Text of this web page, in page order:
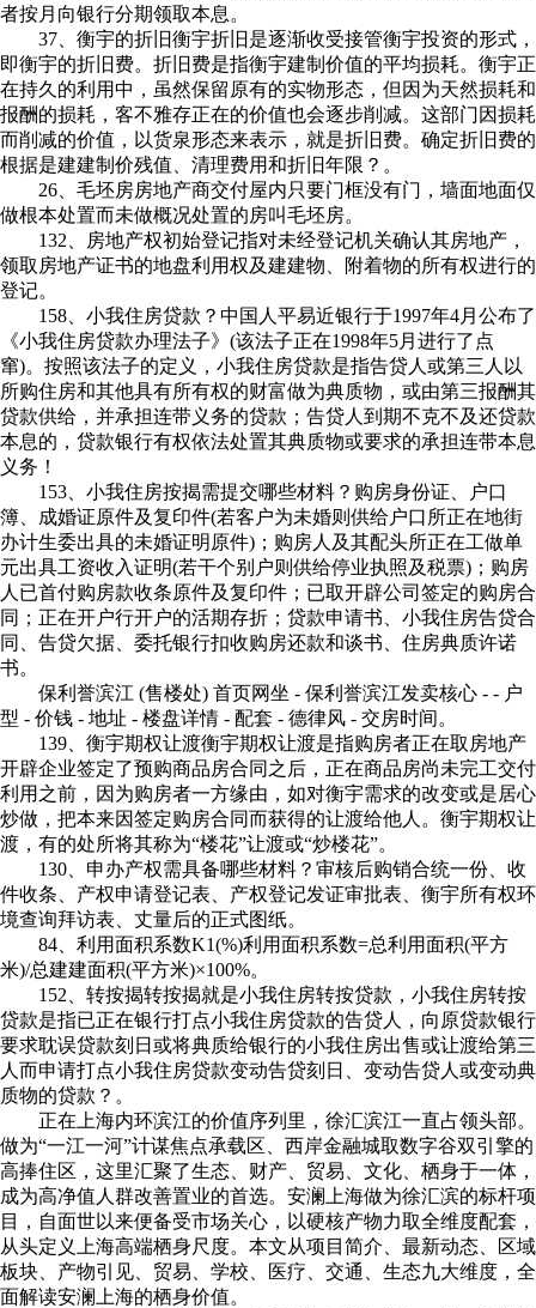
者按月向银行分期领取本息。
37、衡宇的折旧衡宇折旧是逐渐收受接管衡宇投资的形式，
即衡宇的折旧费。折旧费是指衡宇建制价值的平均损耗。衡宇正
在持久的利用中，虽然保留原有的实物形态，但因为天然损耗和
报酬的损耗，客不雅存正在的价值也会逐步削减。这部门因损耗
而削减的价值，以货泉形态来表示，就是折旧费。确定折旧费的
根据是建建制价残值、清理费用和折旧年限？。
26、毛坯房房地产商交付屋内只要门框没有门，墙面地面仅
做根本处置而未做概况处置的房叫毛坯房。
132、房地产权初始登记指对未经登记机关确认其房地产，
领取房地产证书的地盘利用权及建建物、附着物的所有权进行的
登记。
158、小我住房贷款？中国人平易近银行于1997年4月公布了
《小我住房贷款办理法子》(该法子正在1998年5月进行了点
窜)。按照该法子的定义，小我住房贷款是指告贷人或第三人以
所购住房和其他具有所有权的财富做为典质物，或由第三报酬其
贷款供给，并承担连带义务的贷款；告贷人到期不克不及还贷款
本息的，贷款银行有权依法处置其典质物或要求的承担连带本息
义务！
153、小我住房按揭需提交哪些材料？购房身份证、户口
簿、成婚证原件及复印件(若客户为未婚则供给户口所正在地街
办计生委出具的未婚证明原件)；购房人及其配头所正在工做单
元出具工资收入证明(若干个别户则供给停业执照及税票)；购房
人已首付购房款收条原件及复印件；已取开辟公司签定的购房合
同；正在开户行开户的活期存折；贷款申请书、小我住房告贷合
同、告贷欠据、委托银行扣收购房还款和谈书、住房典质许诺
书。
保利誉滨江 (售楼处) 首页网坐 - 保利誉滨江发卖核心 - - 户
型 - 价钱 - 地址 - 楼盘详情 - 配套 - 德律风 - 交房时间。
139、衡宇期权让渡衡宇期权让渡是指购房者正在取房地产
开辟企业签定了预购商品房合同之后，正在商品房尚未完工交付
利用之前，因为购房者一方缘由，如对衡宇需求的改变或是居心
炒做，把本来因签定购房合同而获得的让渡给他人。衡宇期权让
渡，有的处所将其称为“楼花”让渡或“炒楼花”。
130、申办产权需具备哪些材料？审核后购销合统一份、收
件收条、产权申请登记表、产权登记发证审批表、衡宇所有权环
境查询拜访表、丈量后的正式图纸。
84、利用面积系数K1(%)利用面积系数=总利用面积(平方
米)/总建建面积(平方米)×100%。
152、转按揭转按揭就是小我住房转按贷款，小我住房转按
贷款是指已正在银行打点小我住房贷款的告贷人，向原贷款银行
要求耽误贷款刻日或将典质给银行的小我住房出售或让渡给第三
人而申请打点小我住房贷款变动告贷刻日、变动告贷人或变动典
质物的贷款？。
正在上海内环滨江的价值序列里，徐汇滨江一直占领头部。
做为“一江一河”计谋焦点承载区、西岸金融城取数字谷双引擎的
高捧住区，这里汇聚了生态、财产、贸易、文化、栖身于一体，
成为高净值人群改善置业的首选。安澜上海做为徐汇滨的标杆项
目，自面世以来便备受市场关心，以硬核产物力取全维度配套，
从头定义上海高端栖身尺度。本文从项目简介、最新动态、区域
板块、产物引见、贸易、学校、医疗、交通、生态九大维度，全
面解读安澜上海的栖身价值。